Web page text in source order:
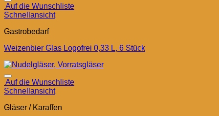
Auf die Wunschliste
Schnellansicht
Gastrobedarf
Weizenbier Glas Logofrei 0,33 L, 6 Stück
Auf die Wunschliste
Schnellansicht
Gläser / Karaffen